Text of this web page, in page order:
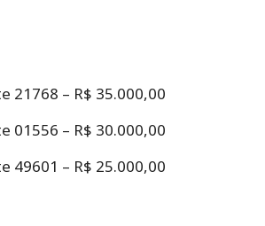
21768 – R$ 35.000,00
01556 – R$ 30.000,00
49601 – R$ 25.000,00